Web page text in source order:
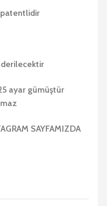
ayar gümüştür
SAYFAMIZDA